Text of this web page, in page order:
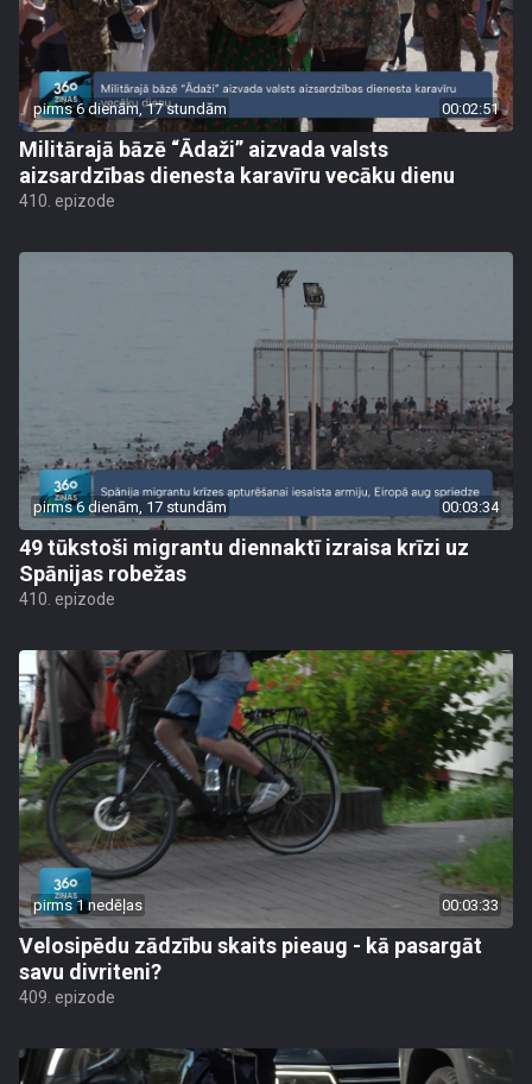
pirms 6 dienām, 17 stundām 00:02:51
Militārajā bāzē “Ādaži” aizvada valsts
aizsardzības dienesta karavīru vecāku dienu
410. epizode
pirms 6 dienām, 17 stundām 00:03:34
49 tūkstoši migrantu diennaktī izraisa krīzi uz
Spānijas robežas
410. epizode
pirms 1 nedēļas 00:03:33
Velosipēdu zādzību skaits pieaug - kā pasargāt
savu divriteni?
409. epizode